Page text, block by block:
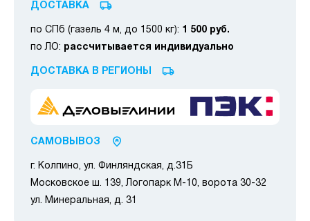
ДОСТАВКА
по СПб (газель 4 м, до 1500 кг): 1 500 руб.
по ЛО: рассчитывается индивидуально
ДОСТАВКА В РЕГИОНЫ
САМОВЫВОЗ
г. Колпино, ул. Финляндская, д.31Б
Московское ш. 139, Логопарк М-10, ворота 30-32
ул. Минеральная, д. 31